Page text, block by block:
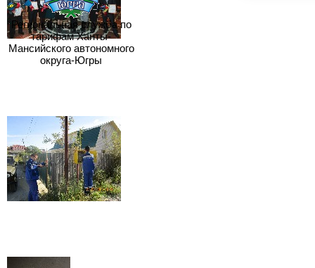
Региональная служба по
тарифам Ханты-
Мансийского автономного
округа-Югры